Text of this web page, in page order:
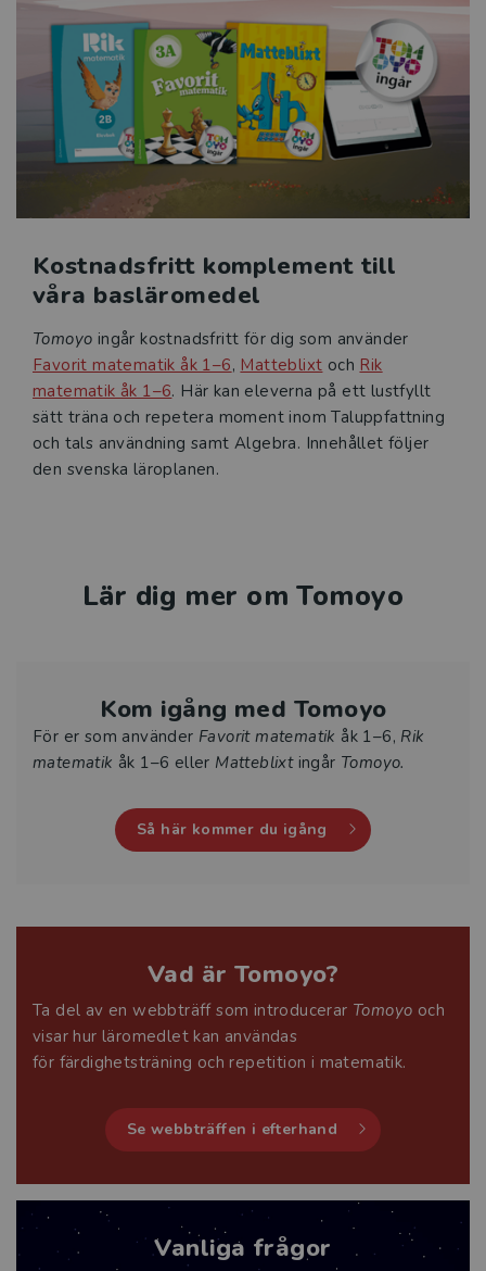
Kostnadsfritt komplement till
våra basläromedel
Tomoyo ingår kostnadsfritt för dig som använder
Favorit matematik åk 1–6, Matteblixt och Rik
matematik åk 1–6. Här kan eleverna på ett lustfyllt
sätt träna och repetera moment inom Taluppfattning
och tals användning samt Algebra. Innehållet följer
den svenska läroplanen.
Lär dig mer om Tomoyo
Kom igång med Tomoyo
För er som använder Favorit matematik åk 1–6, Rik
matematik åk 1–6 eller Matteblixtingår Tomoyo.
Så här kommer du igång
Vad är Tomoyo?
Ta del av en webbträff som introducerar Tomoyo och
visar hur läromedlet kan användas
för färdighetsträning och repetition i matematik.
Se webbträffen i efterhand
Vanliga frågor